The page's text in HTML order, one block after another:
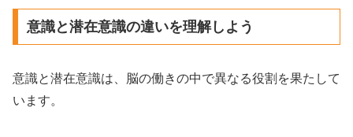
意識と潜在意識の違いを理解しよう
意識と潜在意識は、脳の働きの中で異なる役割を果たして
います。